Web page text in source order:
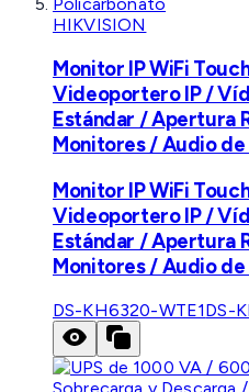
HIKVISION
Monitor IP WiFi
Videoportero IP /
Estándar / Apertura
Monitores / Audio
Monitor IP WiFi
Videoportero IP /
Estándar / Apertura
Monitores / Audio
DS-KH6320-WTE1DS-